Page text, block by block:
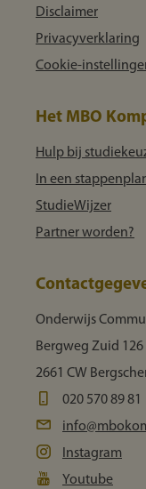
Disclaimer
Privacyverklaring
Cookie-
Het MBO
Hulp bij
In een
StudieWijzer
Partner worden?
Onderwijs
Bergweg Zuid 126
2661 CW
020 570 89 81
Instagram
Youtube